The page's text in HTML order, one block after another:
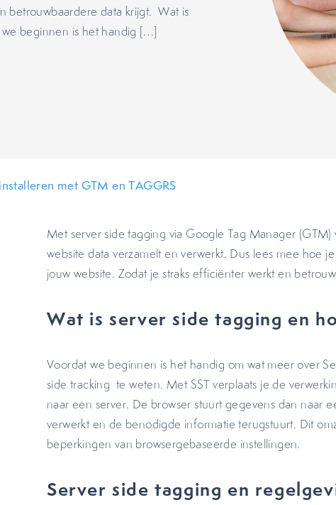
betrouwbaardere data krijgt. Wat is
beginnen is het handig […]
met GTM en TAGGRS
Met server side tagging via Google Tag Manager
website data verzamelt en verwerkt. Dus lees mee hoe
jouw website. Zodat je straks efficiënter werkt en
Wat is server side tagging en
Voordat we beginnen is het handig om wat meer over
side tracking te weten. Met SST verplaats je de
naar een server. De browser stuurt gegevens dan naar
verwerkt en de benodigde informatie terugstuurt. Dit
beperkingen van browsergebaseerde instellingen.
Server side tagging en